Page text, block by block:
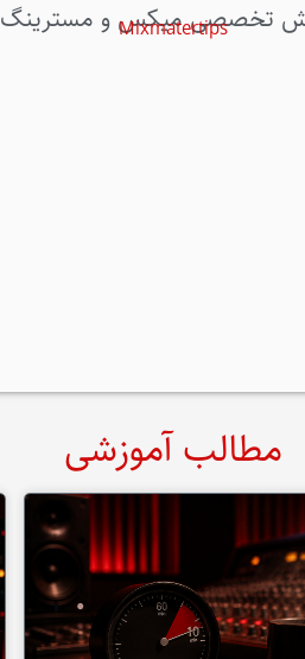
تخصصی میکس و مسترینگ
Mixmatertips
مطالب آموزشی